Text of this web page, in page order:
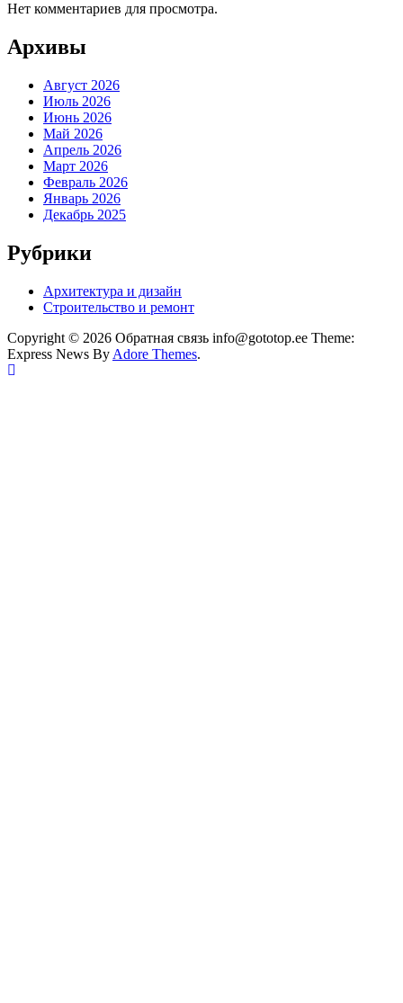
Нет комментариев для просмотра.
Архивы
Август 2026
Июль 2026
Июнь 2026
Май 2026
Апрель 2026
Март 2026
Февраль 2026
Январь 2026
Декабрь 2025
Рубрики
Архитектура и дизайн
Строительство и ремонт
Copyright © 2026 Обратная связь info@gototop.ee Theme:
Express News By Adore Themes.